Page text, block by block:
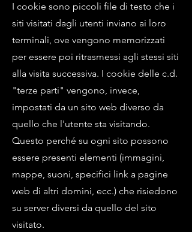
I cookie sono piccoli file di testo che i
siti visitati dagli utenti inviano ai loro
terminali, ove vengono memorizzati
per essere poi ritrasmessi agli stessi siti
alla visita successiva. I cookie delle c.d.
"terze parti" vengono, invece,
impostati da un sito web diverso da
quello che l'utente sta visitando.
Questo perché su ogni sito possono
essere presenti elementi (immagini,
mappe, suoni, specifici link a pagine
web di altri domini, ecc.) che risiedono
su server diversi da quello del sito
visitato.